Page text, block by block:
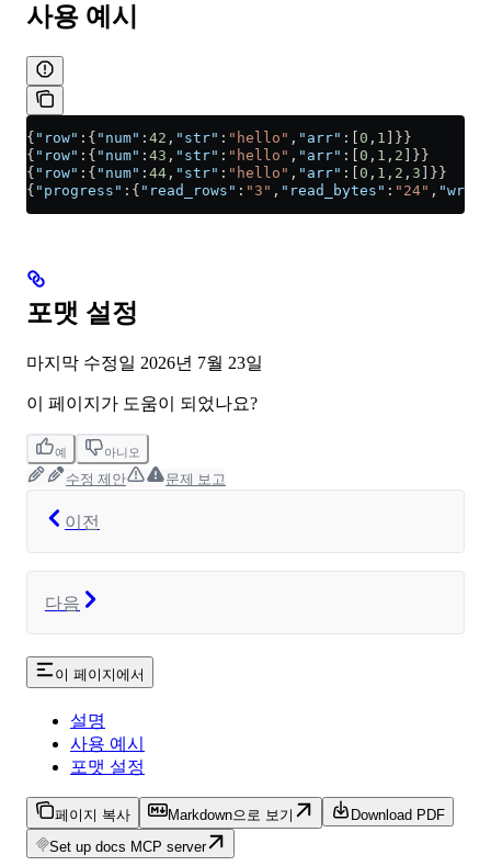
사용 예시
{ "row" :{ "num" : 42 , "str" : "hello" , "arr" :[ 0 , 1 ]}}
{ "row" :{ "num" : 43 , "str" : "hello" , "arr" :[ 0 , 1 , 2 ]}}
{ "row" :{ "num" : 44 , "str" : "hello" , "arr" :[ 0 , 1 , 2 , 3 ]}}
{ "progress" :{ "read_rows" : "3" , "read_bytes" : "24" ,
포맷 설정
마지막 수정일 2026년 7월 23일
이 페이지가 도움이 되었나요?
예 아니오
수정 제안 문제 보고
이전
다음
이 페이지에서
설명
사용 예시
포맷 설정
페이지 복사 Markdown으로 보기
Download PDF
Set up docs MCP server